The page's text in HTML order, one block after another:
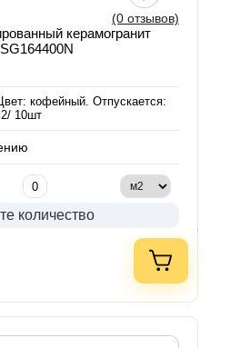
(0 отзывов)
керамогранит
кофейный. Отпускается:
10шт
количество